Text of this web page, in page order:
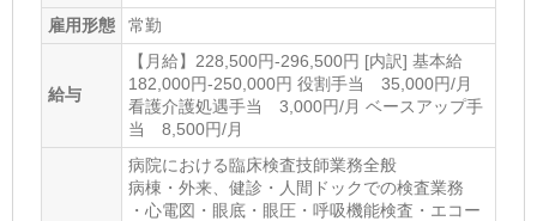
雇用形態
常勤
給与
【月給】228,500円-296,500円 [内訳] 基本給
182,000円-250,000円 役割手当 35,000円/月
看護介護処遇手当 3,000円/月 ベースアップ手
当 8,500円/月
病院における臨床検査技師業務全般
病棟・外来、健診・人間ドックでの検査業務
・心電図・眼底・眼圧・呼吸機能検査・エコー